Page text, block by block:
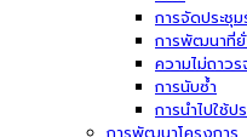
การจัดประชุ
การพัฒนาที่ยั่
ความไม่ถาวร
การนับซ้ำ
การนำไปใช้ป